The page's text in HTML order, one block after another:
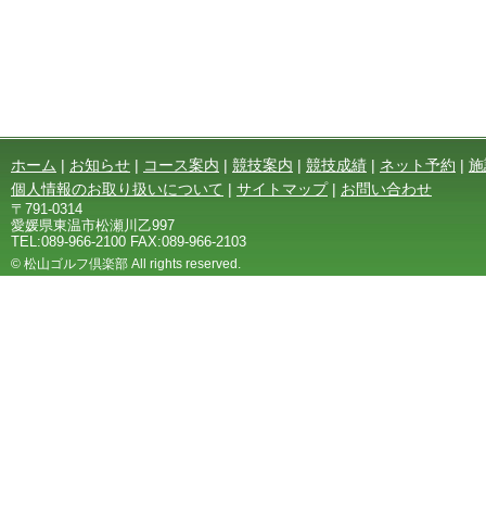
ホーム | お知らせ | コース案内 | 競技案内 | 競技成績 | ネット予約 |
個人情報のお取り扱いについて | サイトマップ | お問い合わせ
〒791-0314
愛媛県東温市松瀬川乙997
TEL:089-966-2100 FAX:089-966-2103
© 松山ゴルフ倶楽部 All rights reserved.